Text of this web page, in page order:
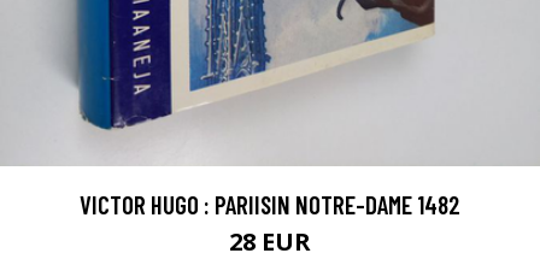
VICTOR HUGO : PARIISIN NOTRE-DAME 1482
28 EUR